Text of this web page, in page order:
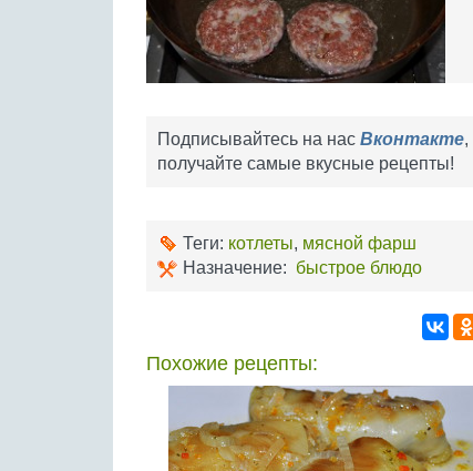
Подписывайтесь на нас Вконтакте,
получайте самые вкусные рецепты!
Теги: котлеты, мясной фарш
Назначение: быстрое блюдо
Похожие рецепты: